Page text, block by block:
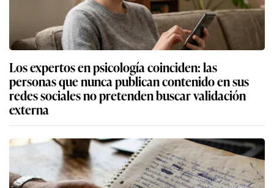
Los expertos en psicología coinciden: las
personas que nunca publican contenido en sus
redes sociales no pretenden buscar validación
externa